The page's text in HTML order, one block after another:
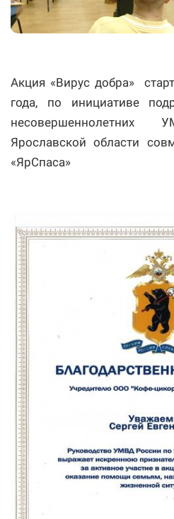
Акция «Вирус добра»
года, по инициативе
Ярославской области
«ЯрСпаса»